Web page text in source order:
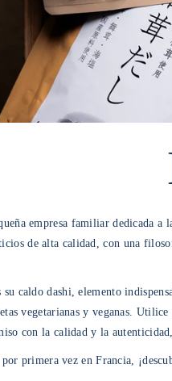
empresa familiar dedicada a
de alta calidad, con una
caldo dashi, elemento
vegetarianas y veganas.
con la calidad y la
primera vez en Francia,